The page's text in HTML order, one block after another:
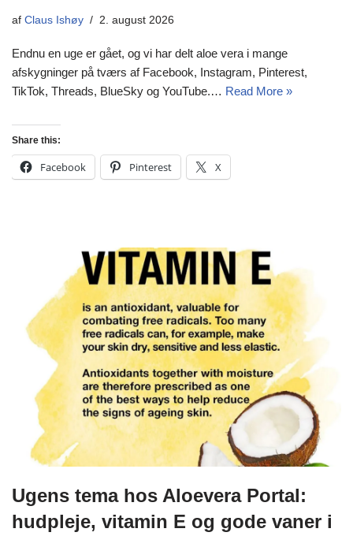
af Claus Ishøy 2. august 2026
Endnu en uge er gået, og vi har delt aloe vera i mange
afskygninger på tværs af Facebook, Instagram, Pinterest,
TikTok, Threads, BlueSky og YouTube.… Read More »
Share this:
Facebook Pinterest X
Ugens tema hos Aloevera Portal:
hudpleje, vitamin E og gode vaner i